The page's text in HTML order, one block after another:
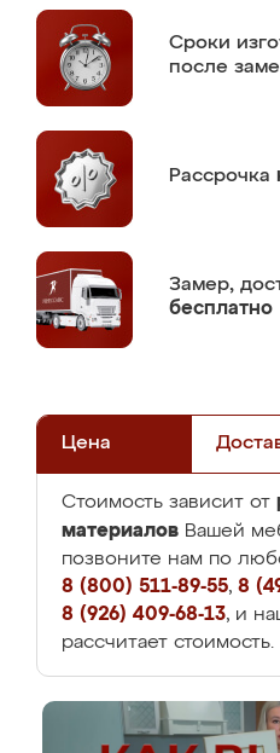
Сроки
после
Рассрочка
Замер,
бесплатно
Цена
Стоимость зависит от
материалов Вашей
позвоните нам по
8 (800) 511-89-55, 8
8 (926) 409-68-13, и
рассчитает стоимость.